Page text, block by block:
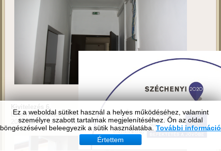
Ez a weboldal sütiket használ a helyes működéséhez, valamint
személyre szabott tartalmak megjelenítéséhez. Ön az oldal
böngészésével beleegyezik a sütik használatába. További információ
Értettem